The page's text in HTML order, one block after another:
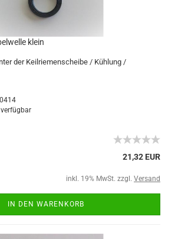
klein
der Keilriemenscheibe / Kühlung /
21,32 EUR
inkl. 19% MwSt. zzgl. Versand
IN DEN WARENKORB